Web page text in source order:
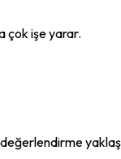
çok işe yarar.